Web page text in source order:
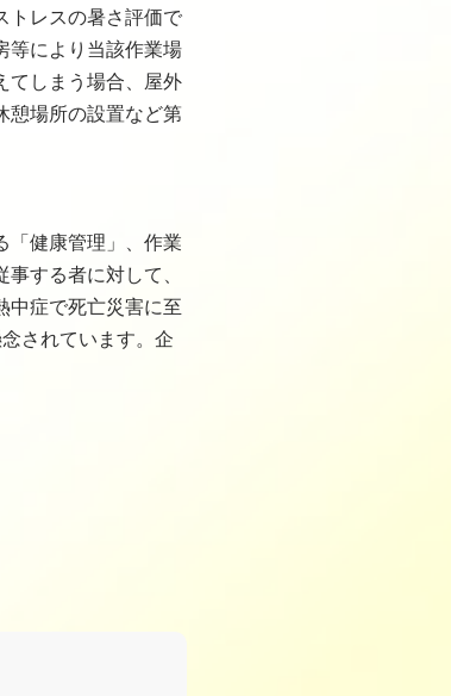
トレスの暑さ評価で
等により当該作業場
てしまう場合、屋外
憩場所の設置など第
「健康管理」、作業
する者に対して、
中症で死亡災害に至
されています。企